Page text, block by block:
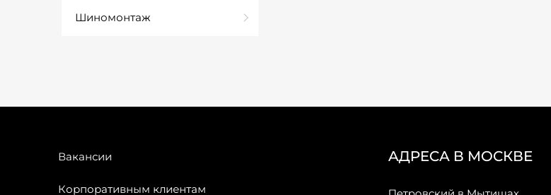
Шиномонтаж
Вакансии
Корпоративным клиентам
АДРЕСА В МОСКВЕ